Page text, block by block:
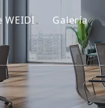
WEIDI
de la empresa
honor
R
Galería